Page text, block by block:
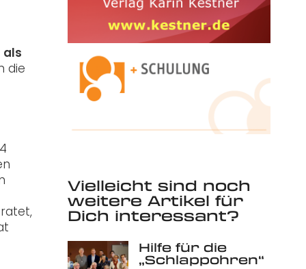
als
die
Vielleicht sind noch
weitere Artikel für
Dich interessant?
Hilfe für die
„Schlappohren“